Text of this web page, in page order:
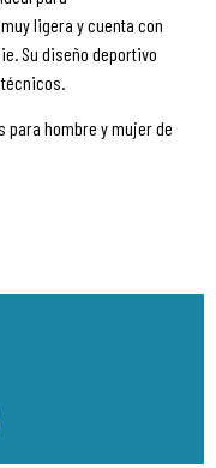
ligera y cuenta con
Su diseño deportivo
hombre y mujer de